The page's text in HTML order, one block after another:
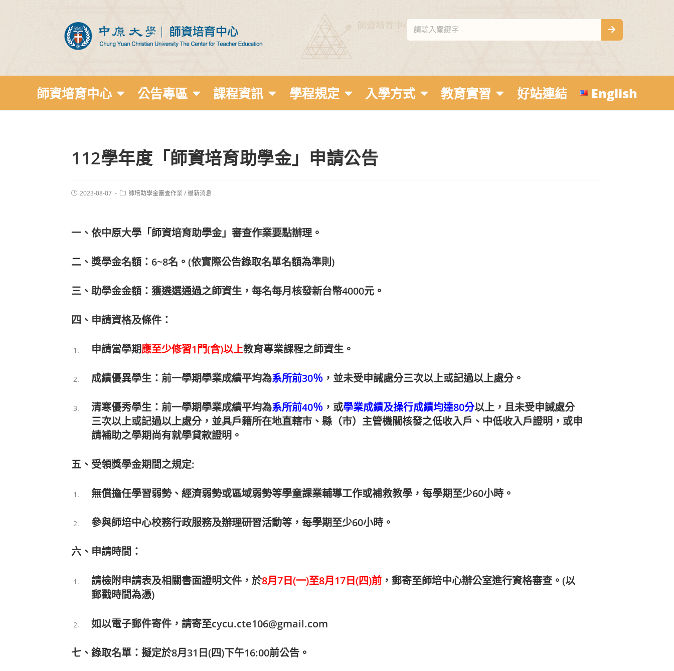
師資培育中心 公告專區 課程資訊 學程規定 入學方式 教育實習 好站連結 English
112學年度「師資培育助學金」申請公告
2023-08-07 師培助學金審查作業/最新消息
一、依中原大學「師資培育助學金」審查作業要點辦理。
二、獎學金名額：6~8名。 (依實際公告錄取名單名額為準則)
三、助學金金額：獲遴選通過之師資生，每名每月核發新台幣4000元。
四、申請資格及條件：
申請當學期應至少修習1門(含)以上教育專業課程之師資生。
成績優異學生：前一學期學業成績平均為系所前30％ ，並未受申誡處分三次以上或記過以上處分。
清寒優秀學生：前一學期學業成績平均為系所前40％ ，或學業成績及操行成績均達80分以上，且未受申誡處分
三次以上或記過以上處分，並具戶籍所在地直轄市、縣（市）主管機關核發之低收入戶、中低收入戶證明，或申
請補助之學期尚有就學貸款證明。
五 、受領獎學金期間之規定:
無償擔任學習弱勢、經濟弱勢或區域弱勢等學童課業輔導工作或補救教學，每學期至少60小時。
參與師培中心校務行政服務及辦理研習活動等，每學期至少60小時。
六、申請時間：
請檢附申請表及相關書面證明文件，於8月7日(一)至8月17日(四)前 ， 郵寄至師培中心辦公室進行資格審查。(以
郵戳時間為憑)
如以電子郵件寄件，請寄至cycu.cte106@gmail.com
七 、錄取名單：擬定於8月31 日(四)下午16:00前公告。